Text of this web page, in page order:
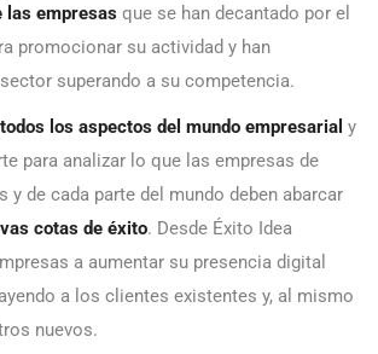
empresas que se han decantado por el
promocionar su actividad y han
superando a su competencia.
los aspectos del mundo empresarial y
para analizar lo que las empresas de
y de cada parte del mundo deben abarcar
cotas de éxito. Desde Éxito Idea
a aumentar su presencia digital
a los clientes existentes y, al mismo
nuevos.